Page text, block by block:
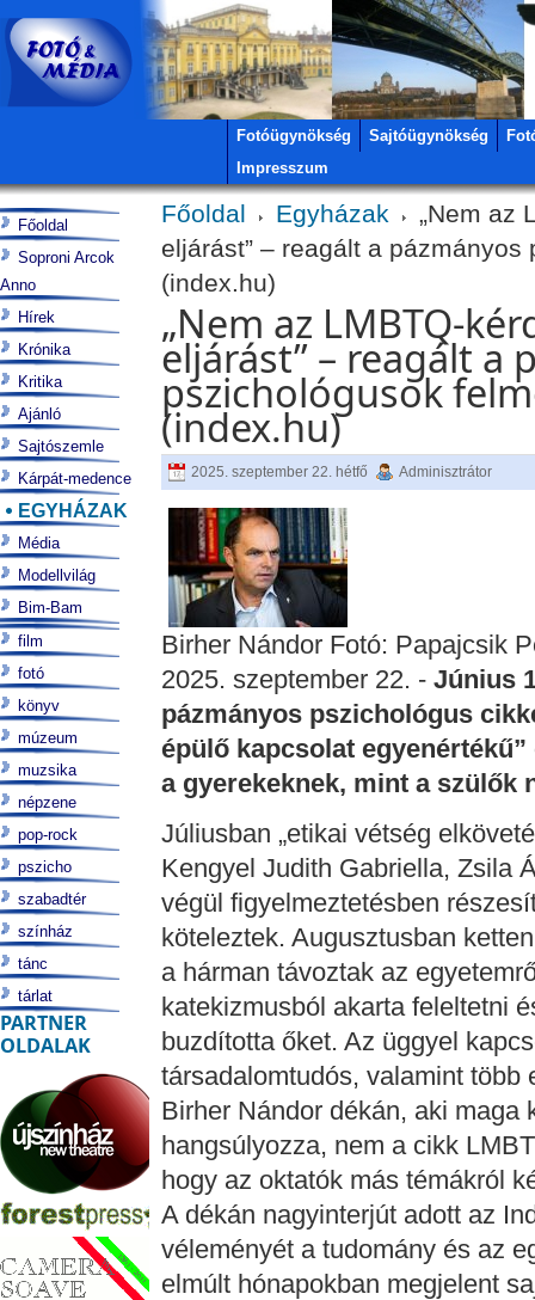
Fotóügynökség Sajtóügynökség
Impresszum
Főoldal Egyházak
„Nem az
eljárást” – reagált a
(index.hu)
„Nem az LMBTQ-
eljárást” – reagált a
pszichológusok
(index.hu)
2025. szeptember 22. hétfő Adminisztrátor
Birher Nándor Fotó: Papajcsik
2025. szeptember 22. - Június
pázmányos pszichológus
épülő kapcsolat
a gyerekeknek, mint a szülők
Júliusban „etikai vétség
Kengyel Judith Gabriella, Zsila
végül figyelmeztetésben
köteleztek. Augusztusban
a hárman távoztak az
katekizmusból akarta feleltetni
buzdította őket. Az üggyel
társadalomtudós, valamint
Birher Nándor dékán, aki maga
hangsúlyozza, nem a cikk
hogy az oktatók más témákról
A dékán nagyinterjút adott az
véleményét a tudomány és az
elmúlt hónapokban megjelent
Főoldal
Soproni Arcok
Anno
Hírek
Krónika
Kritika
Ajánló
Sajtószemle
Kárpát-medence
EGYHÁZAK
Média
Modellvilág
Bim-Bam
film
fotó
könyv
múzeum
muzsika
népzene
pop-rock
pszicho
szabadtér
színház
tánc
tárlat
PARTNER
OLDALAK